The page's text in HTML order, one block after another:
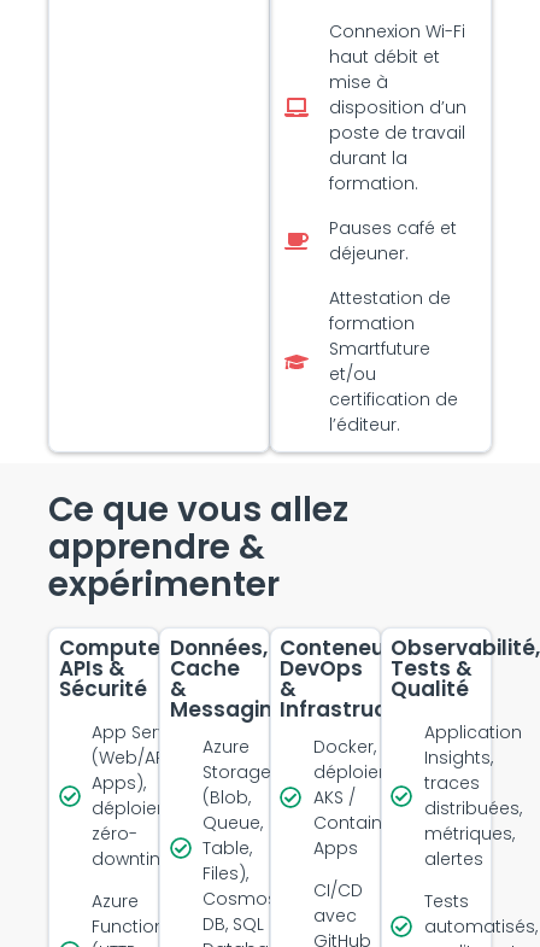
Connexion Wi-Fi
haut débit et
mise à
disposition d’un
poste de travail
durant la
formation.
Pauses café et
déjeuner.
Attestation de
formation
Smartfuture
et/ou
certification de
l’éditeur.
Ce que vous allez
apprendre &
expérimenter
Compute,
APIs &
Sécurité
App Service
(Web/API
Apps),
déploiements
zéro-
downtime
Azure
Functions
Données,
Cache
&
Messaging
Azure
Storage
(Blob,
Queue,
Table,
Files),
Cosmos
DB, SQL
Conteneurs,
DevOps
&
Infrastructure
Docker, ACR,
déploiements
AKS /
Container
Apps
CI/CD
avec
GitHub
Observabilité,
Tests &
Qualité
Application
Insights,
traces
distribuées,
métriques,
alertes
Tests
automatisés,